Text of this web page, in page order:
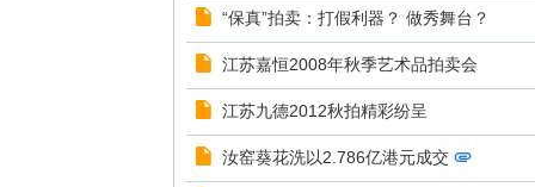
“保真”拍卖：打假利器？ 做秀舞台？
江苏嘉恒2008年秋季艺术品拍卖会
江苏九德2012秋拍精彩纷呈
汝窑葵花洗以2.786亿港元成交